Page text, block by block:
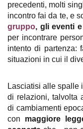
precedenti, molti
incontro fai da te, e
gruppo, gli eventi
per incontrare
intento di partenza:
situazioni in cui il
Lasciatisi alle spalle
di relazioni, talvolta
di cambiamenti
con maggiore